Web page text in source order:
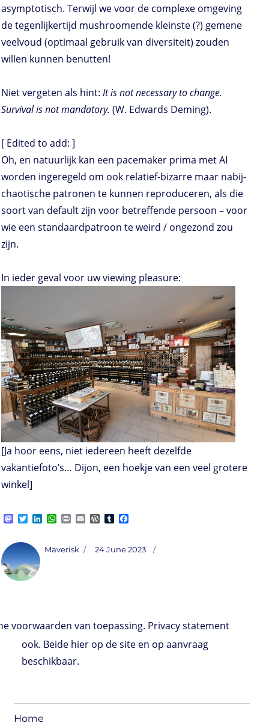
asymptotisch. Terwijl we voor de complexe omgeving
de tegenlijkertijd mushroomende kleinste (?) gemene
veelvoud (optimaal gebruik van diversiteit) zouden
willen kunnen benutten!
Niet vergeten als hint: It is not necessary to change.
Survival is not mandatory. (W. Edwards Deming).
[ Edited to add: ]
Oh, en natuurlijk kan een pacemaker prima met AI
worden ingeregeld om ook relatief-bizarre maar nabij-
chaotische patronen te kunnen reproduceren, als die
soort van default zijn voor betreffende persoon – voor
wie een standaardpatroon te weird / ongezond zou
zijn.
In ieder geval voor uw viewing pleasure:
[Ja hoor eens, niet iedereen heeft dezelfde
vakantiefoto’s… Dijon, een hoekje van een veel grotere
winkel]
M
t
o
d
o
T
t
t
e
r
k
W
t
P
n
E
i
W
d
T
b e
Author
Maverisk
Posted
24 June 2023
voorwaarden van toepassing. Privacy statement
ook. Beide hier op de site en op aanvraag
beschikbaar.
Home